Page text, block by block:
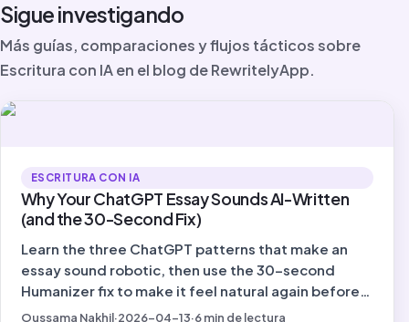
Sigue investigando
Más guías, comparaciones y flujos tácticos sobre
Escritura con IA en el blog de RewritelyApp.
ESCRITURA CON IA
Why Your ChatGPT Essay Sounds AI-Written
(and the 30-Second Fix)
Learn the three ChatGPT patterns that make an
essay sound robotic, then use the 30-second
Humanizer fix to make it feel natural again before
you submit.
Oussama Nakhil·2026-04-13·6 min de lectura